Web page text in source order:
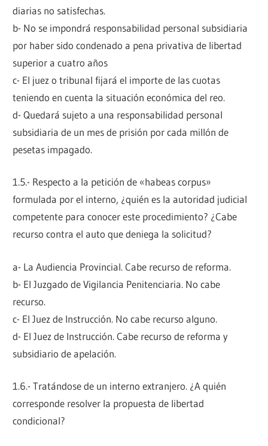
diarias no satisfechas.
b- No se impondrá responsabilidad personal subsidiaria
por haber sido condenado a pena privativa de libertad
superior a cuatro años
c- El juez o tribunal fijará el importe de las cuotas
teniendo en cuenta la situación económica del reo.
d- Quedará sujeto a una responsabilidad personal
subsidiaria de un mes de prisión por cada millón de
pesetas impagado.
1.5.- Respecto a la petición de «habeas corpus»
formulada por el interno, ¿quién es la autoridad judicial
competente para conocer este procedimiento? ¿Cabe
recurso contra el auto que deniega la solicitud?
a- La Audiencia Provincial. Cabe recurso de reforma.
b- El Juzgado de Vigilancia Penitenciaria. No cabe
recurso.
c- El Juez de Instrucción. No cabe recurso alguno.
d- El Juez de Instrucción. Cabe recurso de reforma y
subsidiario de apelación.
1.6.- Tratándose de un interno extranjero. ¿A quién
corresponde resolver la propuesta de libertad
condicional?